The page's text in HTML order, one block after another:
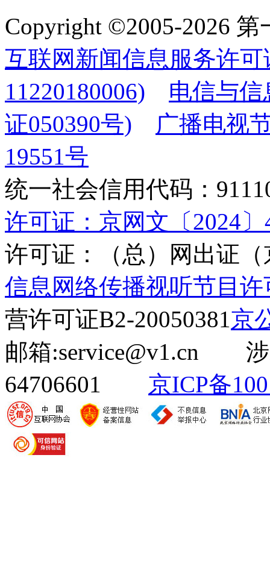
Copyright ©2005-2026
互联网新闻信息服务许
11220180006)
电信与
证050390号)
广播电视
19551号
统一社会信用代码：
许可证：京网文〔2024〕
许可证：（总）网出证（
信息网络传播视听节目许
营许可证B2-20050381京
邮箱:service@v1.cn 涉
64706601 京ICP备